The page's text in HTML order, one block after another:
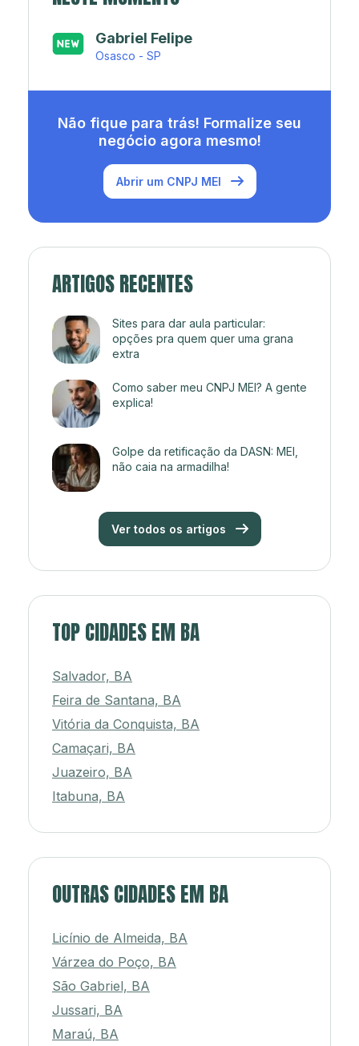
Japa’s açaí e sorveteria
Rio de Janeiro - RJ
Não fique para trás! Formalize seu
negócio agora mesmo!
Abrir um CNPJ MEI
ARTIGOS RECENTES
Sites para dar aula particular:
opções pra quem quer uma grana
extra
Como saber meu CNPJ MEI? A gente
explica!
Golpe da retificação da DASN: MEI,
não caia na armadilha!
Ver todos os artigos
TOP CIDADES EM BA
Salvador, BA
Feira de Santana, BA
Vitória da Conquista, BA
Camaçari, BA
Juazeiro, BA
Itabuna, BA
OUTRAS CIDADES EM BA
Licínio de Almeida, BA
Várzea do Poço, BA
São Gabriel, BA
Jussari, BA
Maraú, BA